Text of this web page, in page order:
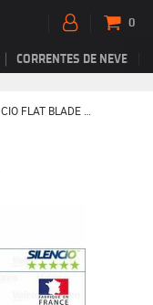
CORRENTES DE NEVE
0